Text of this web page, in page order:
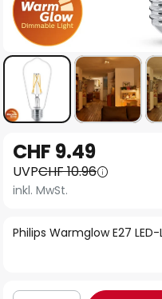
Anfang
der
Bildgalerie
Philips Warmglow E27
CHF 9.49
UVPCHF 10.96
inkl. MwSt.